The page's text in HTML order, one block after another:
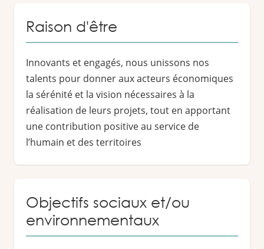
Raison d'être
Innovants et engagés, nous unissons nos
talents pour donner aux acteurs économiques
la sérénité et la vision nécessaires à la
réalisation de leurs projets, tout en apportant
une contribution positive au service de
l’humain et des territoires
Objectifs sociaux et/ou
environnementaux